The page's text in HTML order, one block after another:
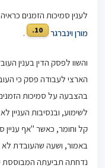
לענין סמיכות הזמנים
מורן וינברגר
10.
.
והשוו לפסק הדין בענין
הארצי לעבודה פסק כי
בהצבעה על סמיכות הזמנים
לשימוע, ובנסיבות העניין
קל וחומר, כאשר "אף
באמור, ושעה שהעובדת לא
נדחתה תביעתה המבוססת על